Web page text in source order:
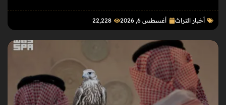
أخبار التراث أغسطس 6, 2026 22٬228